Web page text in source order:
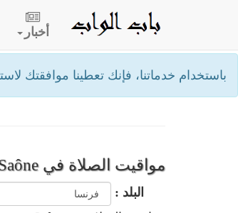
باستخدام خدماتنا، فإنك تعطينا موافقتك
أخبار
مواقيت الصلاة في Chalon-sur-Saône- فرنسا
البلد :